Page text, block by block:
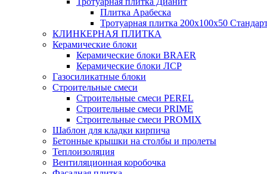
Плитка Арабеска
Тротуарная плитка 200х100х50
КЛИНКЕРНАЯ ПЛИТКА
Керамические блоки
Керамические блоки BRAER
Керамические блоки ЛСР
Газосиликатные блоки
Строительные смеси
Строительные смеси PEREL
Строительные смеси PRIME
Строительные смеси PROMIX
Шаблон для кладки кирпича
Бетонные крышки на столбы и пролеты
Теплоизоляция
Вентиляционная коробочка